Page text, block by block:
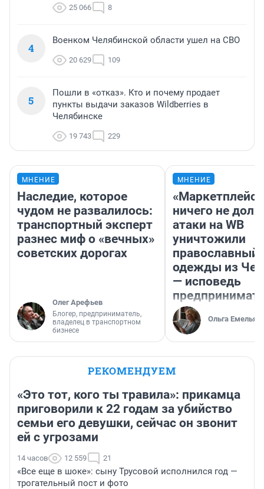
25 066 8
4
Военком Челябинской области ушел на СВО
20 629 109
5
Пошли в «отказ». Кто и почему продает
пункты выдачи заказов Wildberries в
Челябинске
19 743 229
МНЕНИЕ
Наследие, которое
чудом не развалилось:
транспортный эксперт
разнес миф о «вечных»
советских дорогах
Олег Арефьев
Блогер, предприниматель,
владелец в транспортном
бизнесе
МНЕНИЕ
«Маркетплейс
ничего не
атаки на WB
уничтожили
православный
одежды из
— исповедь
Ольга
РЕКОМЕНДУЕМ
«Это тот, кого ты травила»: прикамца
приговорили к 22 годам за убийство
семьи его девушки, сейчас он звонит
ей с угрозами
14 часов 12 559 21
«Все еще в шоке»: сыну Трусовой исполнился год —
трогательный пост и фото